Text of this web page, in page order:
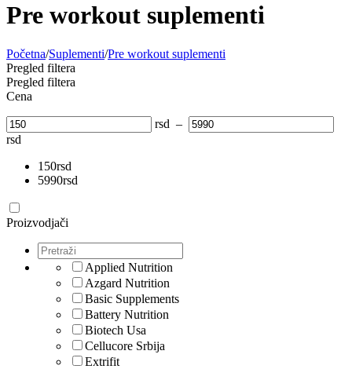
Pre workout suplementi
Početna/Suplementi/Pre workout suplementi
Pregled filtera
Pregled filtera
Cena
rsd –
rsd
150rsd
5990rsd
Proizvodjači
Applied Nutrition
Azgard Nutrition
Basic Supplements
Battery Nutrition
Biotech Usa
Cellucore Srbija
Extrifit